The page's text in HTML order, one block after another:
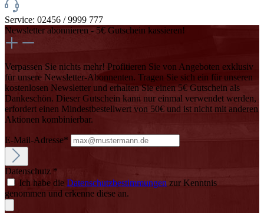
Service: 02456 / 9999 777
Newsletter abonnieren - 5€ Gutschein kassieren!
Verpassen Sie nichts mehr! Profitieren Sie von Angeboten exklusiv
für unsere Newsletter-Abonnenten. Tragen Sie sich ein für unseren
kostenlosen Newsletter und erhalten Sie einen 5€ Gutschein als
Dankeschön. Dieser Gutschein kann nur einmal verwendet werden,
erfordert einen Mindestbestellwert von 50€ und ist nicht mit anderen
Aktionen kombinierbar.
E-Mail-Adresse*
Datenschutz *
Ich habe die Datenschutzbestimmungen zur Kenntnis
genommen und erkenne diese an.